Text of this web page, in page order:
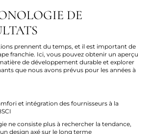
DE
prennent du temps, et il est important de
franchie. Ici, vous pouvez obtenir un aperçu
de développement durable et explorer
que nous avons prévus pour les années à
et intégration des fournisseurs à la
ne consiste plus à rechercher la tendance,
design axé sur le long terme